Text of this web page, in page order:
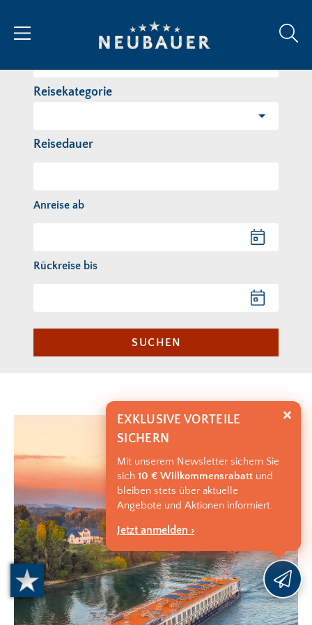
Reisekategorie
Reisedauer
Anreise ab
Rückreise bis
SUCHEN
EXKLUSIVE VORTEILE
SICHERN
Mit unserem Newsletter sichern Sie
sich 10 € Willkommensrabatt und
bleiben stets über aktuelle
Angebote und Aktionen informiert.
Jetzt anmelden ›